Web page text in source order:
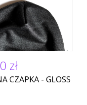
zł
CZAPKA - GLOSS